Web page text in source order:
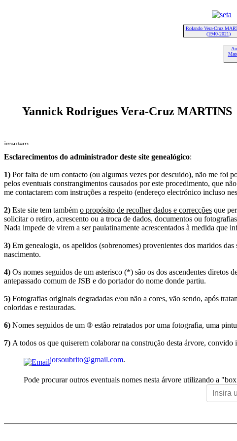
Rolando Vera-Cruz
(1940-2021)
Yannick Rodrigues Vera-Cruz MARTINS
Esclarecimentos do administrador deste site genealógico:
1) Por falta de um contacto (ou algumas vezes por descuido), não me foi
pelos eventuais constrangimentos causados por este procedimento, que
me contactarem com instruções a respeito (endereço electrónico incluso
2) Este site tem também o propósito de recolher dados e correcções que
solicitar o retiro, acrescento ou a troca de dados, documentos ou
Nada impede de virem a ser paulatinamente acrescentados à medida que
3) Em genealogia, os apelidos (sobrenomes) provenientes dos maridos
nascimento.
4) Os nomes seguidos de um asterisco (*) são os dos ascendentes
antepassado comum de JSB e do portador do nome donde partiu.
5) Fotografias originais degradadas e/ou não a cores, vão sendo, após
coloridas e restauradas.
6) Nomes seguidos de um ® estão retratados por uma fotografia, uma
7) A todos os que quiserem colaborar na construção desta árvore,
jorsoubrito@gmail.com.
Pode procurar outros eventuais nomes nesta árvore utilizando a